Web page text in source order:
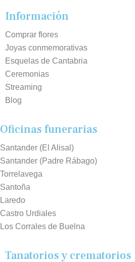
Información
Comprar flores
Joyas conmemorativas
Esquelas de Cantabria
Ceremonias
Streaming
Blog
Oficinas funerarias
Santander (El Alisal)
Santander (Padre Rábago)
Torrelavega
Santoña
Laredo
Castro Urdiales
Los Corrales de Buelna
Tanatorios y crematorios